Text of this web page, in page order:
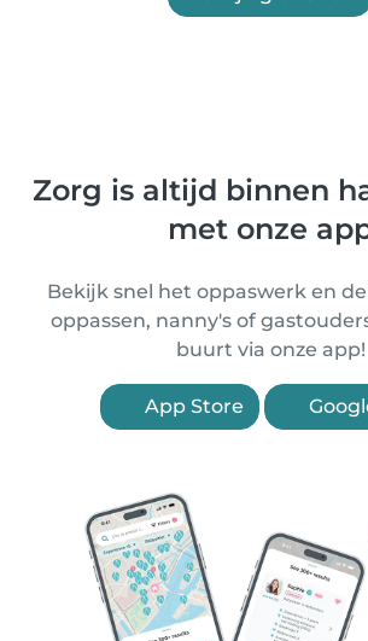
Zorg is altijd binnen
met onze
Bekijk snel het oppaswerk en
oppassen, nanny's of
buurt via onze app!
App Store